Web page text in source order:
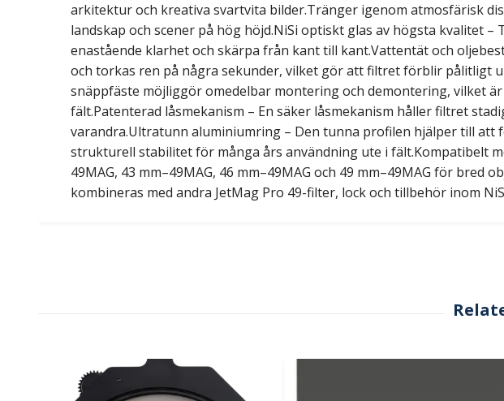
arkitektur och kreativa svartvita bilder.Tränger igenom atmosfärisk
landskap och scener på hög höjd.NiSi optiskt glas av högsta kvalitet
enastående klarhet och skärpa från kant till kant.Vattentät och
och torkas ren på några sekunder, vilket gör att filtret förblir pålitligt
snäppfäste möjliggör omedelbar montering och demontering, vilket
fält.Patenterad låsmekanism – En säker låsmekanism håller filtret
varandra.Ultratunn aluminiumring – Den tunna profilen hjälper till
strukturell stabilitet för många års användning ute i fält.Kompatibelt
49MAG, 43 mm–49MAG, 46 mm–49MAG och 49 mm–49MAG för
kombineras med andra JetMag Pro 49-filter, lock och tillbehör inom